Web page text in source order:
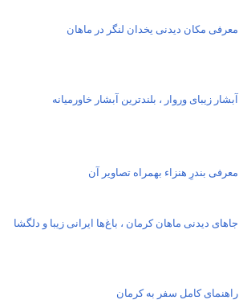
معرفی مکان دیدنی یخدان لنگر در ماهان
آبشار زیبای وروار ، بلندترین آبشار خاورمیانه
معرفی بندرِ هنزاء بهمراه تصاویر آن
جاهای دیدنی ماهان کرمان ، باغ‌ها ایرانی زیبا و دلگشا
راهنمای کامل سفر به کرمان